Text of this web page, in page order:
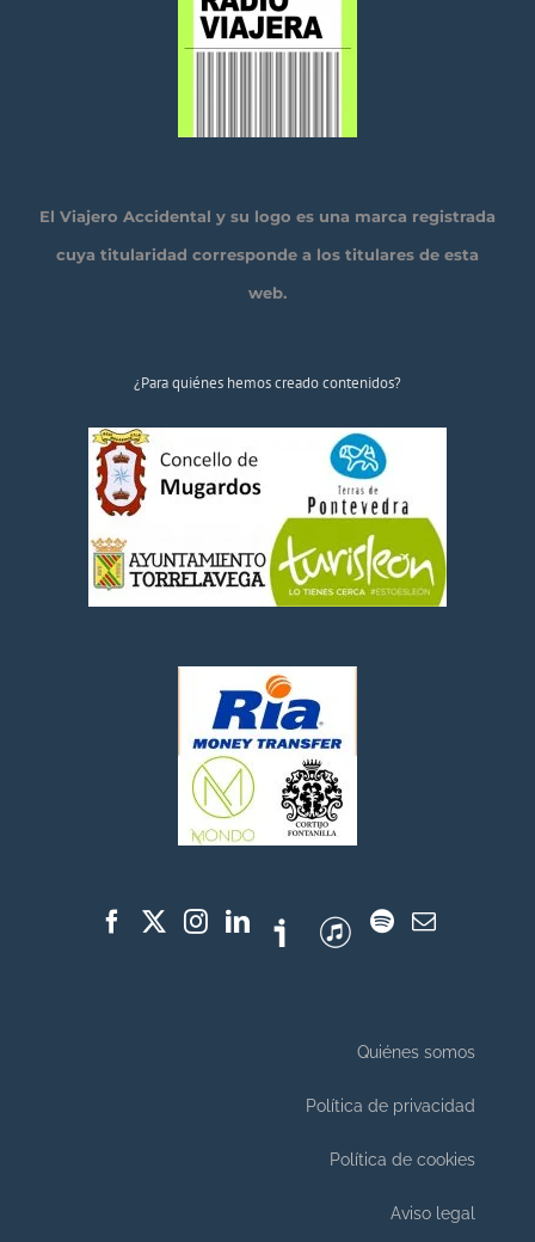
El Viajero Accidental y su logo es una marca registrada
cuya titularidad corresponde a los titulares de esta
web.
¿Para quiénes hemos creado contenidos?
Quiénes somos
Política de privacidad
Política de cookies
Aviso legal